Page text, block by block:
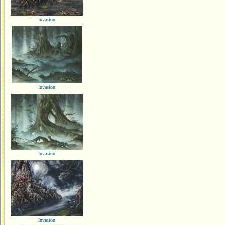
Invasion
Invasion
Invasion
Invasion